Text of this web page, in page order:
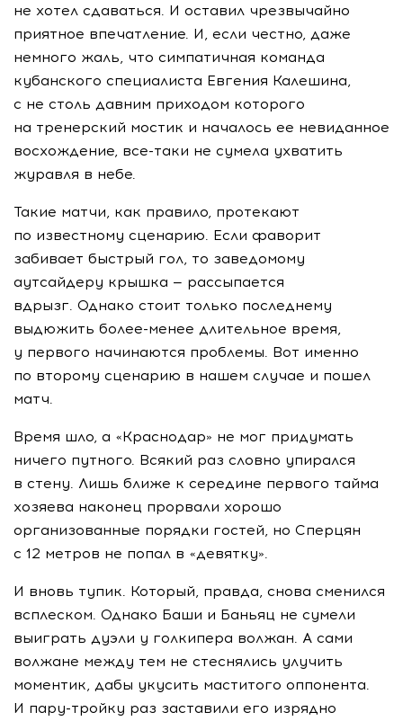
не хотел сдаваться. И оставил чрезвычайно
приятное впечатление. И, если честно, даже
немного жаль, что симпатичная команда
кубанского специалиста Евгения Калешина,
с не столь давним приходом которого
на тренерский мостик и началось ее невиданное
восхождение, все-таки не сумела ухватить
журавля в небе.
Такие матчи, как правило, протекают
по известному сценарию. Если фаворит
забивает быстрый гол, то заведомому
аутсайдеру крышка — рассыпается
вдрызг. Однако стоит только последнему
выдюжить более-менее длительное время,
у первого начинаются проблемы. Вот именно
по второму сценарию в нашем случае и пошел
матч.
Время шло, а «Краснодар» не мог придумать
ничего путного. Всякий раз словно упирался
в стену. Лишь ближе к середине первого тайма
хозяева наконец прорвали хорошо
организованные порядки гостей, но Сперцян
с 12 метров не попал в «девятку».
И вновь тупик. Который, правда, снова сменился
всплеском. Однако Баши и Баньяц не сумели
выиграть дуэли у голкипера волжан. А сами
волжане между тем не стеснялись улучить
моментик, дабы укусить маститого оппонента.
И пару-тройку раз заставили его изрядно